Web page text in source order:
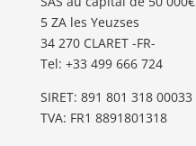
5 ZA les Yeuzses
34 270 CLARET -FR-
Tel: ‭+33 499 666 724‬
SIRET: 891 801 318 00033
TVA: FR1 8891801318